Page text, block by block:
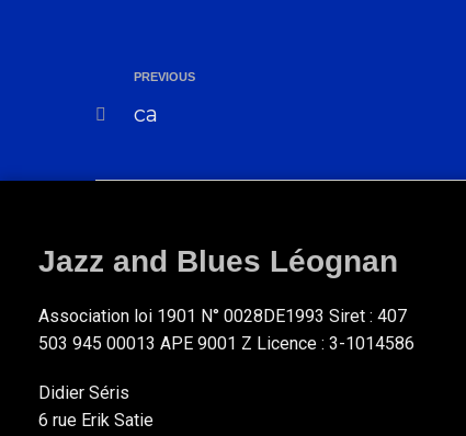
PREVIOUS
ca
Jazz and Blues Léognan
Association loi 1901 N° 0028DE1993 Siret : 407
503 945 00013 APE 9001 Z Licence : 3-1014586
Didier Séris
6 rue Erik Satie